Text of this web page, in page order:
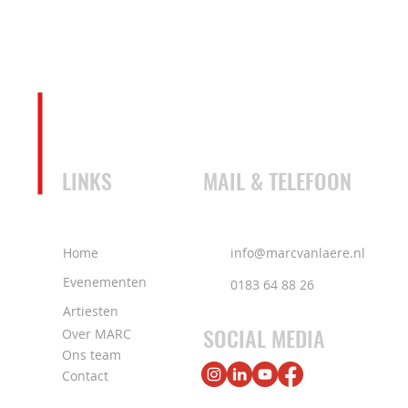
LINKS MAIL & TELEFOON
Home
Evenementen
info@marcvanlaere.nl
0183 64 88 26
Artiesten
Over MARC
Ons team
Contact
SOCIAL MEDIA